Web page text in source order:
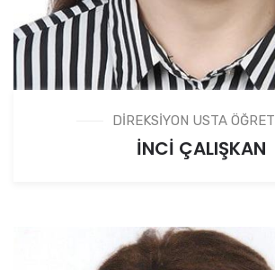
DİREKSİYON USTA
İNCİ ÇALIŞKAN